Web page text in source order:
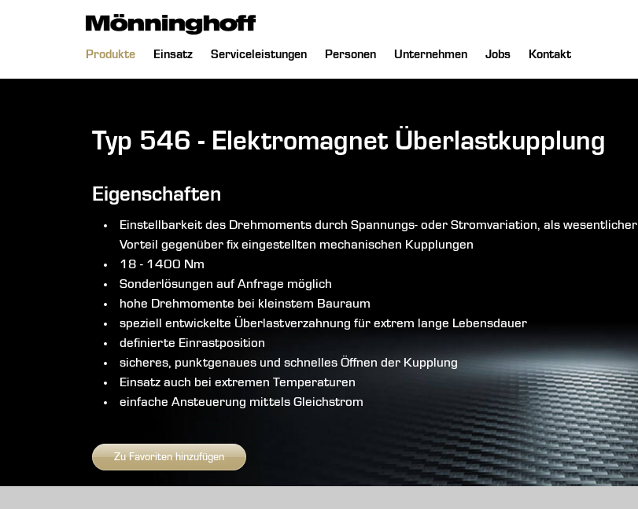
Navigation
Produkte Einsatz Serviceleistungen Personen Unternehmen Jobs Kontakt
Typ 546 - Elektromagnet Überlastkupplung
Eigenschaften
Einstellbarkeit des Drehmoments durch Spannungs- oder Stromvariation, als wesentlicher
Vorteil gegenüber fix eingestellten mechanischen Kupplungen
18 - 1400 Nm
Sonderlösungen auf Anfrage möglich
hohe Drehmomente bei kleinstem Bauraum
speziell entwickelte Überlastverzahnung für extrem lange Lebensdauer
definierte Einrastposition
sicheres, punktgenaues und schnelles Öffnen der Kupplung
Einsatz auch bei extremen Temperaturen
einfache Ansteuerung mittels Gleichstrom
Zu Favoriten hinzufügen